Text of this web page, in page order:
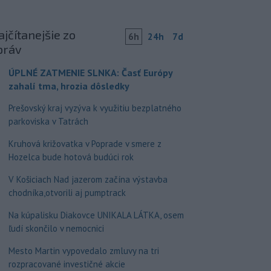
zo
6h 24h 7d
ÚPLNÉ ZATMENIE SLNKA: Časť Európy
zahalí tma, hrozia dôsledky
Prešovský kraj vyzýva k využitiu bezplatného
parkoviska v Tatrách
Kruhová križovatka v Poprade v smere z
Hozelca bude hotová budúci rok
V Košiciach Nad jazerom začína výstavba
chodníka,otvorili aj pumptrack
Na kúpalisku Diakovce UNIKALA LÁTKA, osem
ľudí skončilo v nemocnici
Mesto Martin vypovedalo zmluvy na tri
rozpracované investičné akcie